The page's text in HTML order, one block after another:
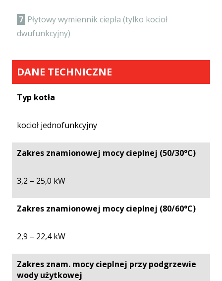
7 Płytowy wymiennik ciepła (tylko kocioł
dwufunkcyjny)
DANE TECHNICZNE
Typ kotła
kocioł jednofunkcyjny
Zakres znamionowej mocy cieplnej (50/30°C)
3,2 – 25,0 kW
Zakres znamionowej mocy cieplnej (80/60°C)
2,9 – 22,4 kW
Zakres znam. mocy cieplnej przy podgrzewie
wody użytkowej